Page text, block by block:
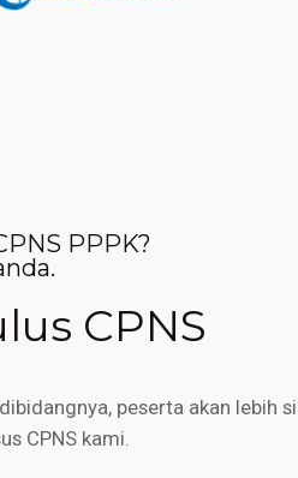
PPPK?
CPNS
peserta akan lebih
CPNS kami.